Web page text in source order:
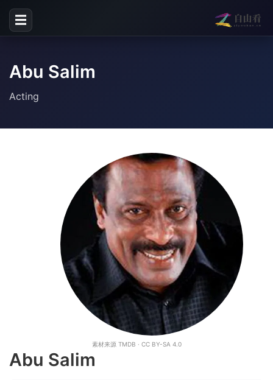
☰
Abu Salim
Acting
素材来源 TMDB · CC BY-SA 4.0
Abu Salim